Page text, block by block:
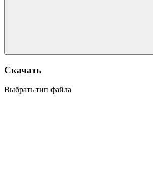
Скачать
Выбрать тип файла